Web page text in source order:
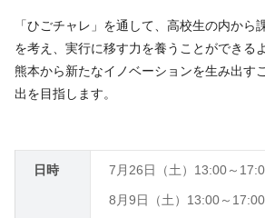
「ひごチャレ」を通して、高校生の内から
を考え、実行に移す力を養うことができる
熊本から新たなイノベーションを生み出す
出を目指します。
日時 7月26日（土）13:00～
8月9日（土）13:00～